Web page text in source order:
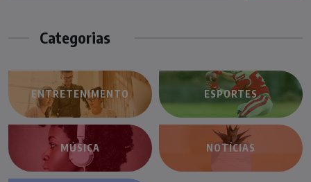
Categorias
ENTRETENIMENTO ESPORTES
MÚSICA NOTÍCIAS